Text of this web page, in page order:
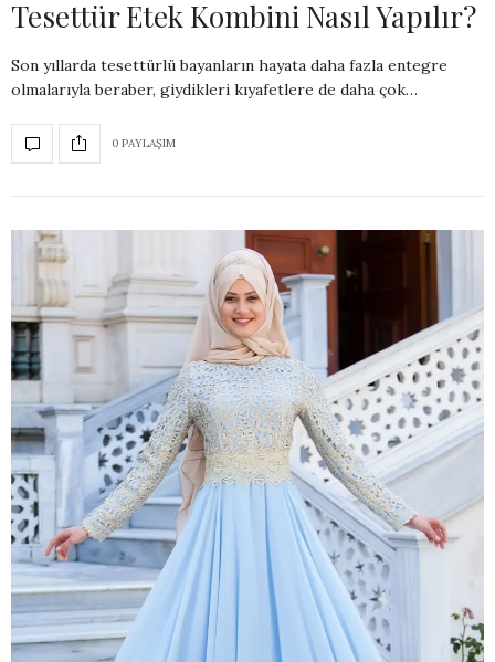
Tesettür Etek Kombini Nasıl Yapılır?
Son yıllarda tesettürlü bayanların hayata daha fazla entegre
olmalarıyla beraber, giydikleri kıyafetlere de daha çok…
0 PAYLAŞIM